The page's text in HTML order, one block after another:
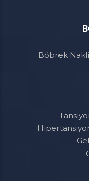
Böbrek